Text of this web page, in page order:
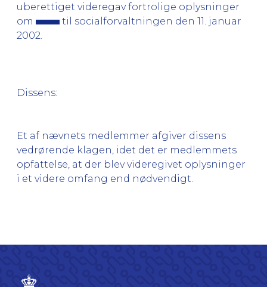
uberettiget videregav fortrolige oplysninger
om
til socialforvaltningen den 11. januar
2002.
Dissens:
Et af nævnets medlemmer afgiver dissens
vedrørende klagen, idet det er medlemmets
opfattelse, at der blev videregivet oplysninger
i et videre omfang end nødvendigt.